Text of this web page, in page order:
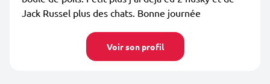
Jack Russel plus des chats. Bonne journée
Voir son profil